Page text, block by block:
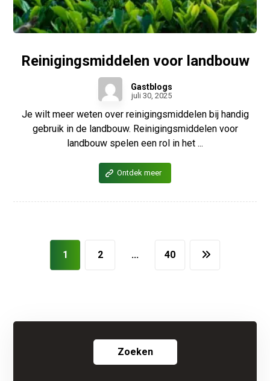
Reinigingsmiddelen voor landbouw
Gastblogs
juli 30, 2025
Je wilt meer weten over reinigingsmiddelen bij handig
gebruik in de landbouw. Reinigingsmiddelen voor
landbouw spelen een rol in het ...
Ontdek meer
1 2 … 40
Zoeken